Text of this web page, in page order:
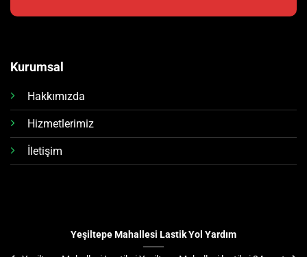
Kurumsal
Hakkımızda
Hizmetlerimiz
İletişim
Yeşiltepe Mahallesi Lastik Yol Yardım